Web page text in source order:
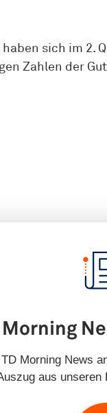
sich im 2.
Zahlen der
Morning
Morning News
aus unseren